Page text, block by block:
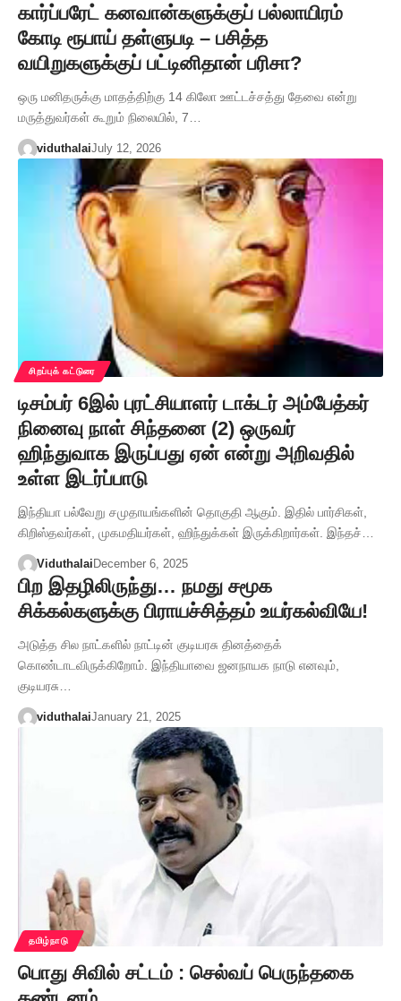
கார்ப்பரேட் கனவான்களுக்குப் பல்லாயிரம்
கோடி ரூபாய் தள்ளுபடி – பசித்த
வயிறுகளுக்குப் பட்டினிதான் பரிசா?
ஒரு மனிதருக்கு மாதத்திற்கு 14 கிலோ ஊட்டச்சத்து தேவை என்று
மருத்துவர்கள் கூறும் நிலையில், 7…
viduthalaiJuly 12, 2026
சிறப்புக் கட்டுரை
டிசம்பர் 6இல் புரட்சியாளர் டாக்டர் அம்பேத்கர்
நினைவு நாள் சிந்தனை (2) ஒருவர்
ஹிந்துவாக இருப்பது ஏன் என்று அறிவதில்
உள்ள இடர்ப்பாடு
இந்தியா பல்வேறு சமுதாயங்களின் தொகுதி ஆகும். இதில் பார்சிகள்,
கிறிஸ்தவர்கள், முகமதியர்கள், ஹிந்துக்கள் இருக்கிறார்கள். இந்தச்…
Viduthalai December 6, 2025
பிற இதழிலிருந்து… நமது சமூக
சிக்கல்களுக்கு பிராயச்சித்தம் உயர்கல்வியே!
அடுத்த சில நாட்களில் நாட்டின் குடியரசு தினத்தைக்
கொண்டாடவிருக்கிறோம். இந்தியாவை ஜனநாயக நாடு எனவும்,
குடியரசு…
viduthalaiJanuary 21, 2025
தமிழ்நாடு
பொது சிவில் சட்டம் : செல்வப் பெருந்தகை